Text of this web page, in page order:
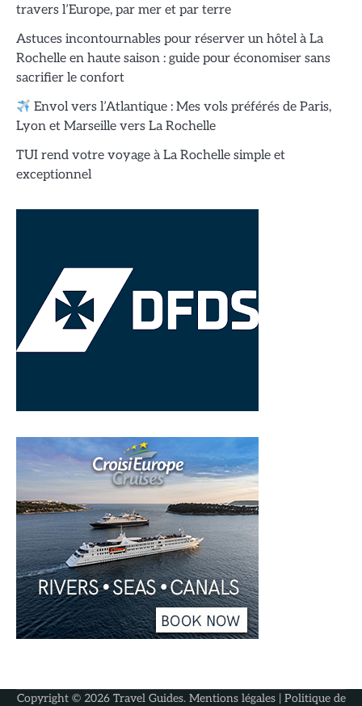
travers l’Europe, par mer et par terre
Astuces incontournables pour réserver un hôtel à La
Rochelle en haute saison : guide pour économiser sans
sacrifier le confort
Envol vers l’Atlantique : Mes vols préférés de Paris,
Lyon et Marseille vers La Rochelle
TUI rend votre voyage à La Rochelle simple et
exceptionnel
Copyright © 2026 Travel Guides. Mentions légales| Politique de